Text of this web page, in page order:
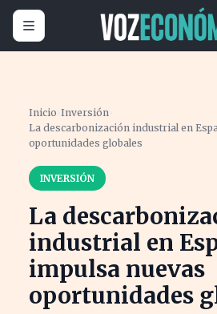
Inicio ›Inversión›
La descarbonización industrial en
oportunidades globales
INVERSIÓN
La
industrial en
impulsa nuevas
oportunidades